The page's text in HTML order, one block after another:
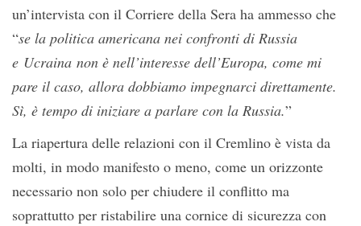
un’intervista con il Corriere della Sera ha ammesso che
“se la politica americana nei confronti di Russia
e Ucraina non è nell’interesse dell’Europa, come mi
pare il caso, allora dobbiamo impegnarci direttamente.
Sì, è tempo di iniziare a parlare con la Russia.”
La riapertura delle relazioni con il Cremlino è vista da
molti, in modo manifesto o meno, come un orizzonte
necessario non solo per chiudere il conflitto ma
soprattutto per ristabilire una cornice di sicurezza con